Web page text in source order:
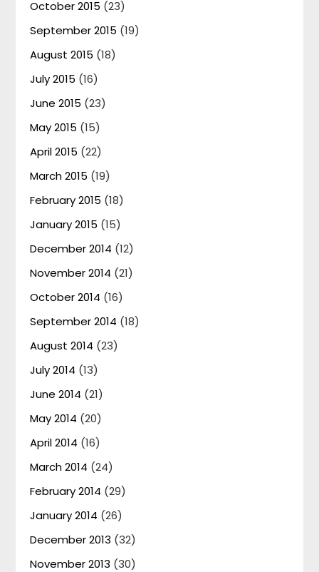
October 2015 (23)
September 2015 (19)
August 2015 (18)
July 2015 (16)
June 2015 (23)
May 2015 (15)
April 2015 (22)
March 2015 (19)
February 2015 (18)
January 2015 (15)
December 2014 (12)
November 2014 (21)
October 2014 (16)
September 2014 (18)
August 2014 (23)
July 2014 (13)
June 2014 (21)
May 2014 (20)
April 2014 (16)
March 2014 (24)
February 2014 (29)
January 2014 (26)
December 2013 (32)
November 2013 (30)